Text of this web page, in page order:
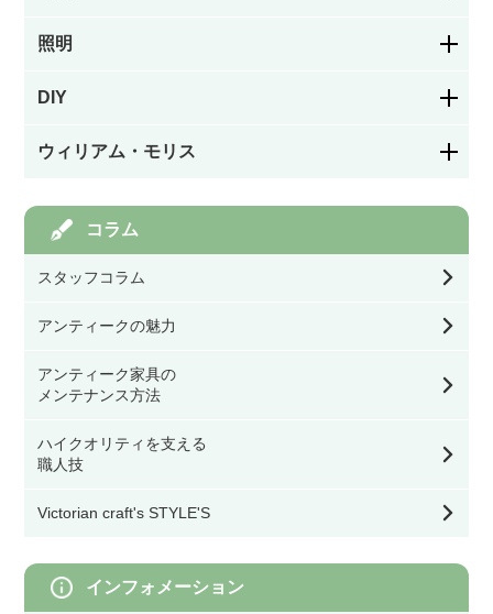
カラーレス（色なし）
ステンドグラスを飾る道具
幅40㎝～59.9㎝
幅60㎝～79.9㎝
幅80㎝以上
ガラスドア
オリジナル製作ドア
ミラー
照明
テーブル・デスク・スタンド・フロアライト
シーリングライト・ライティングレール・スポ
ットライト
DIY
フック／つまみ／取っ手
棚受け（ブラケット）
看板／サインプレート
スイッチカバー
その他DIY用品
ウィリアム・モリス
モリスの雑貨すべて
コラム
スタッフコラム
アンティークの魅力
アンティーク家具の
メンテナンス方法
ハイクオリティを支える
職人技
Victorian craft's STYLE'S
インフォメーション